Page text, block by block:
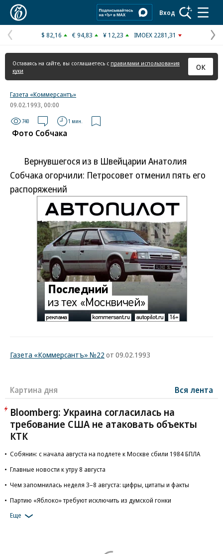
Вход
Предыдущая
страница
$ 82,16 € 94,83 ¥ 12,23 IMOEX 2281,31
Оставаясь на сайте, вы соглашаетесь с правилами использования
куки
ОК
Газета «Коммерсантъ»
09.02.1993, 00:00
740 1 мин.
Фото Собчака
Вернувшегося из в Швейцарии Анатолия
Собчака огорчили: Петросовет отменил пять его
распоряжений
Газета «Коммерсантъ» №22 от 09.02.1993
Картина дня Вся лента
Bloomberg: Украина согласилась на
требование США не атаковать объекты
КТК
Собянин: с начала августа на подлете к Москве сбили 1984 БПЛА
Главные новости к утру 8 августа
Чем запомнилась неделя 3–8 августа: цифры, цитаты и факты
Партию «Яблоко» требуют исключить из думской гонки
Еще